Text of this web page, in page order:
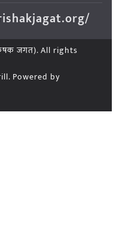
जगत). All rights
Powered by